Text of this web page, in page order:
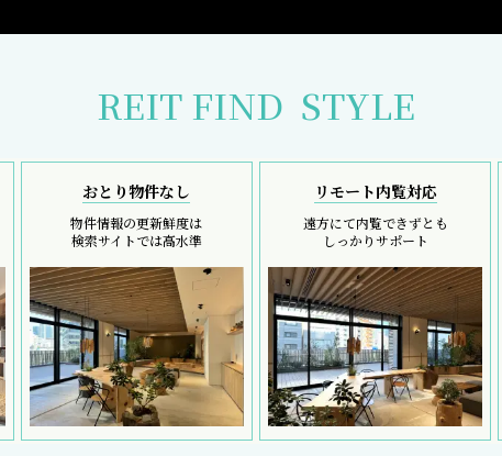
REIT FIND STYLE
おとり物件なし
物件情報の更新鮮度は
検索サイトでは高水準
リモート内覧対応
遠方にて内覧できずとも
しっかりサポート